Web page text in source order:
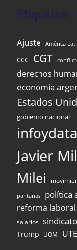
Etiquetas
Ajuste América
ccc CGT
derechos
economía
Estados
gobierno nacional
Javier
Milei
paritarias política
reforma laboral
salarios
Trump UOM